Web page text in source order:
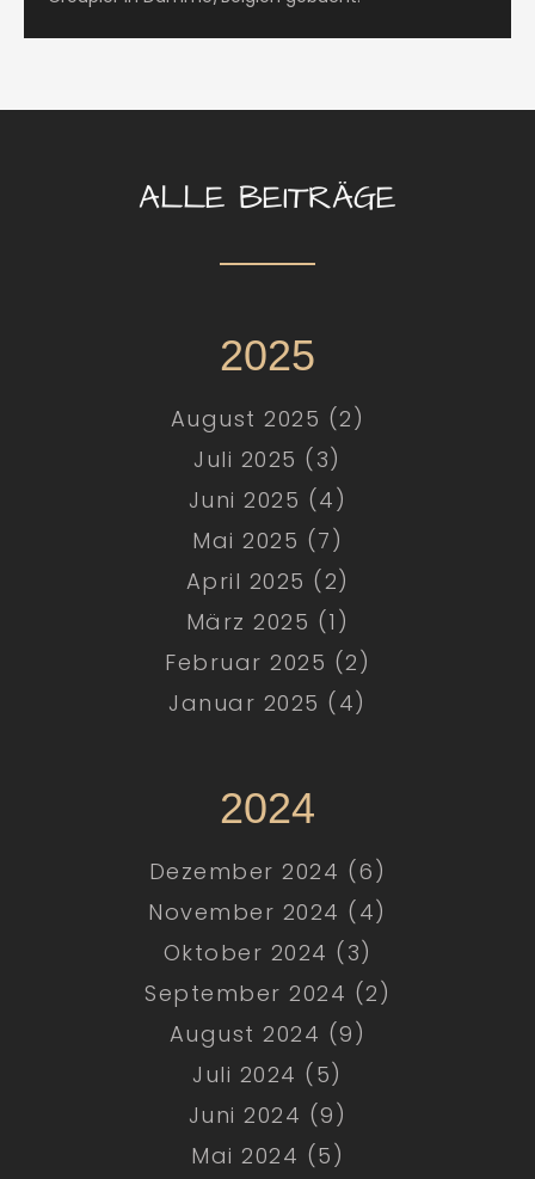
ALLE BEITRÄGE
2025
August 2025 (2)
Juli 2025 (3)
Juni 2025 (4)
Mai 2025 (7)
April 2025 (2)
März 2025 (1)
Februar 2025 (2)
Januar 2025 (4)
2024
Dezember 2024 (6)
November 2024 (4)
Oktober 2024 (3)
September 2024 (2)
August 2024 (9)
Juli 2024 (5)
Juni 2024 (9)
Mai 2024 (5)